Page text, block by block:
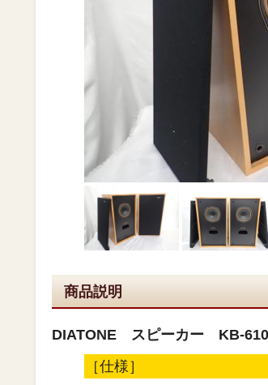
商品説明
DIATONE スピーカー KB-
［仕様］